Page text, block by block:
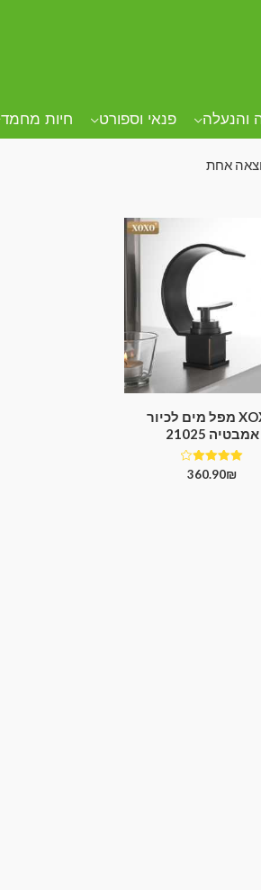
והנעלה פנאי וספורט חיות מחמד לאמבטיה
אחת
XOXO מפל מים לכיור
אמבטיה 21025
דורג
4.00
360.90₪